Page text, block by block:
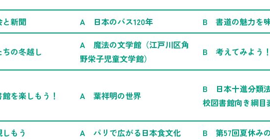
新聞 A 日本のバス120年 B 書道の魅力を
の冬越し
A 魔法の文学館（江戸川区角
野栄子児童文学館）
B 考えてみよう
を楽しもう！ A 葉祥明の世界
B 日本十進分類
校図書館向き綱目
もう A パリで広がる日本食文化
B 第57回夏休み